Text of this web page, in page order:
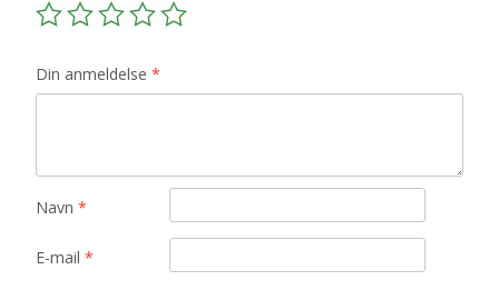
Din anmeldelse *
Navn *
E-mail *